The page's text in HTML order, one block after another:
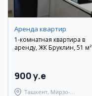
Аренда квартир
1-комнатная квартира в
аренду, ЖК Бруклин, 51 м²
900 y.e
Ташкент, Мирзо-